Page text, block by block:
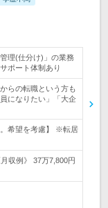
理(仕分け)」の業務
ポート体制あり
らの転職という方も
になりたい」「大企
。希望を考慮】 ※転居
収例》 37万7,800円